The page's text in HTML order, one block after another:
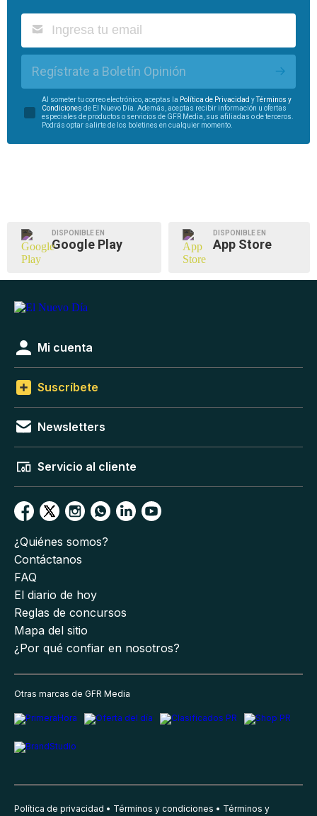
Regístrate a Boletín Opinión
Al someter tu correo electrónico, aceptas la Política de Privacidad yTérminos y
Condiciones de El Nuevo Día. Además, aceptas recibir información u ofertas
especiales de productos o servicios de GFR Media, sus afiliadas o de terceros.
Podrás optar salirte de los boletines en cualquier momento.
DISPONIBLE EN
Google Play
DISPONIBLE EN
App Store
Mi cuenta
Suscríbete
Newsletters
Servicio al cliente
¿Quiénes somos?
Contáctanos
FAQ
El diario de hoy
Reglas de concursos
Mapa del sitio
¿Por qué confiar en nosotros?
Otras marcas de GFR Media
Política de privacidad Términos y condiciones Términos y